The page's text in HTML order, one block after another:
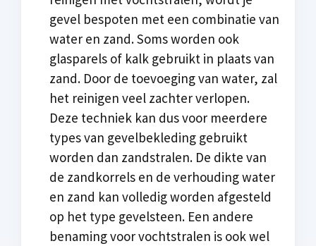
gevel bespoten met een combinatie van
water en zand. Soms worden ook
glasparels of kalk gebruikt in plaats van
zand. Door de toevoeging van water, zal
het reinigen veel zachter verlopen.
Deze techniek kan dus voor meerdere
types van gevelbekleding gebruikt
worden dan zandstralen. De dikte van
de zandkorrels en de verhouding water
en zand kan volledig worden afgesteld
op het type gevelsteen. Een andere
benaming voor vochtstralen is ook wel